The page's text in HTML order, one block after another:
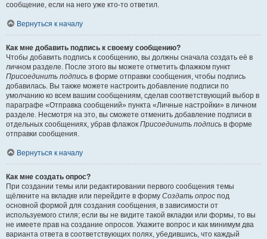
сообщение, если на него уже кто-то ответил.
Вернуться к началу
Как мне добавить подпись к своему сообщению?
Чтобы добавить подпись к сообщению, вы должны сначала создать её в
личном разделе. После этого вы можете отметить флажком пункт
Присоединить подпись в форме отправки сообщения, чтобы подпись
добавилась. Вы также можете настроить добавление подписи по
умолчанию ко всем вашим сообщениям, сделав соответствующий выбор в
параграфе «Отправка сообщений» пункта «Личные настройки» в личном
разделе. Несмотря на это, вы сможете отменить добавление подписи в
отдельных сообщениях, убрав флажок Присоединить подпись в форме
отправки сообщения.
Вернуться к началу
Как мне создать опрос?
При создании темы или редактировании первого сообщения темы
щёлкните на вкладке или перейдите в форму Создать опрос под
основной формой для создания сообщения, в зависимости от
используемого стиля; если вы не видите такой вкладки или формы, то вы
не имеете прав на создание опросов. Укажите вопрос и как минимум два
варианта ответа в соответствующих полях, убедившись, что каждый